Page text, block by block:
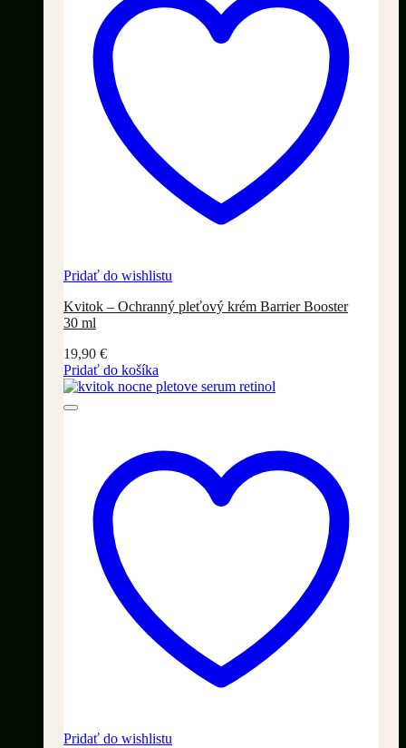
Pridať do wishlistu
Kvitok – Ochranný pleťový krém Barrier Booster
30 ml
19,90 €
Pridať do košíka
Pridať do wishlistu